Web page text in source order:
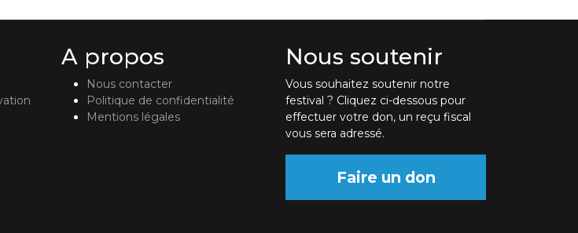
A propos
Nous contacter
Politique de confidentialité
Mentions légales
Nous soutenir
Vous souhaitez soutenir notre
festival ? Cliquez ci-dessous pour
effectuer votre don, un reçu fiscal
vous sera adressé.
Faire un don